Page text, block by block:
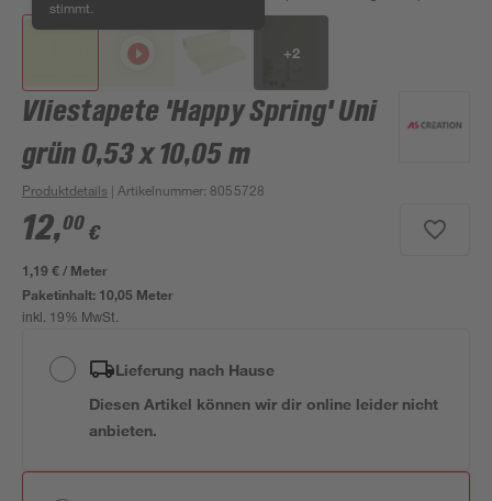
stimmt.
+2
Vliestapete 'Happy Spring' Uni
grün 0,53 x 10,05 m
Produktdetails | Artikelnummer: 8055728
12,00 €
1,19 € / Meter
Paketinhalt: 10,05 Meter
inkl. 19% MwSt.
Lieferung nach Hause
Diesen Artikel können wir dir online leider nicht
anbieten.